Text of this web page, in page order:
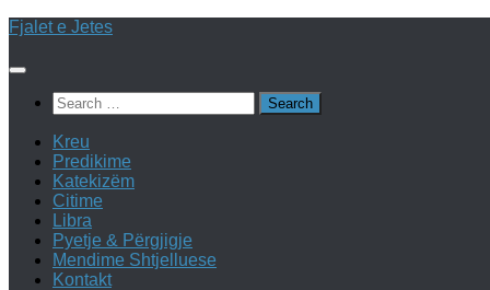
Skip
content
Fjalet e Jetes
Search
for:
Kreu
Predikime
Katekizëm
Citime
Libra
Pyetje & Përgjigje
Mendime Shtjelluese
Kontakt